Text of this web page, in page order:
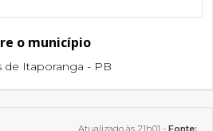
o município
de Itaporanga - PB
Atualizado às 21h01 - Fonte: